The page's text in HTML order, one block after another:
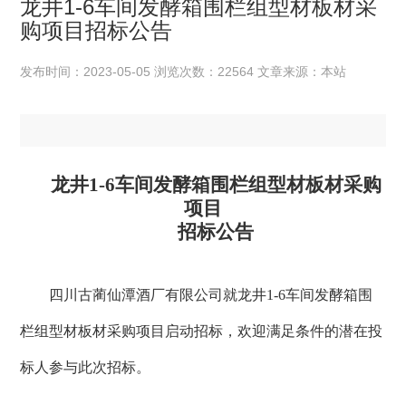
龙井1-6车间发酵箱围栏组型材板材采
购项目招标公告
发布时间：2023-05-05 浏览次数：22564 文章来源：本站
龙井1-6车间发酵箱围栏组型材板材采购
项目
招标公告
四川古蔺仙潭酒厂有限公司就龙井1-6车间发酵箱围
栏组型材板材采购项目启动招标，欢迎满足条件的潜在投
标人参与此次招标。